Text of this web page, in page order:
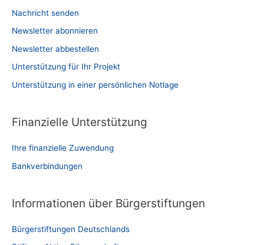
Nachricht senden
Newsletter abonnieren
Newsletter abbestellen
Unterstützung für Ihr Projekt
Unterstützung in einer persönlichen Notlage
Finanzielle Unterstützung
Ihre finanzielle Zuwendung
Bankverbindungen
Informationen über Bürgerstiftungen
Bürgerstiftungen Deutschlands